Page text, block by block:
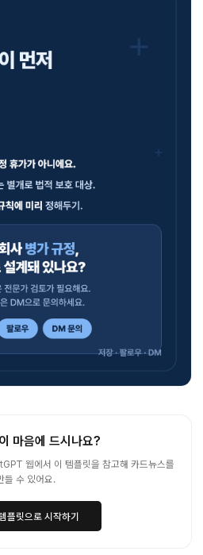
마음에 드시나요?
웹에서 이 템플릿을 참고해 카드뉴스를
들 수 있어요.
플릿으로 시작하기